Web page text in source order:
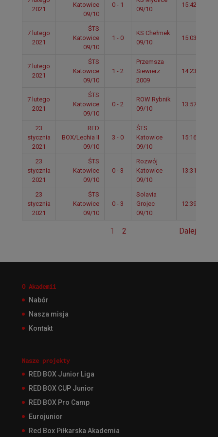
2021
Katowice
09/10
0 - 1
09/10
15:42
7 lutego
2021
ŚTS
Katowice
09/10
1 - 0
KS Chełmek
09/10
15:03
7 lutego
2021
ŚTS
Katowice
09/10
1 - 2
Przemsza
Siewierz
2009
14:23
7 lutego
2021
ŚTS
Katowice
09/10
0 - 2
ROW Rybnik
09/10
13:57
23
stycznia
2021
RED
BOX/Lechia II
09/10
3 - 0
ŚTS
Katowice
09/10
15:16
23
stycznia
2021
ŚTS
Katowice
09/10
0 - 3
Rozwój
Katowice
09/10
13:31
23
stycznia
2021
ŚTS
Katowice
09/10
0 - 3
Solavia
Grojec
09/10
12:39
1 2 Dalej
O Akademii
Nabór
Nasza misja
Kontakt
Nasze projekty
RED BOX Junior Liga
RED BOX CUP Junior
RED BOX Pro Camp
Eurojunior
Red Box Piłkarska Akademia